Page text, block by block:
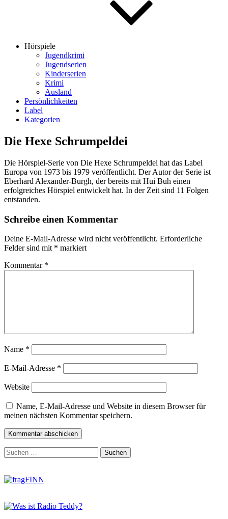
Hörspiele
Jugendkrimi
Jugendserien
Kinderserien
Krimi
Ausland
Persönlichkeiten
Label
Kategorien
Die Hexe Schrumpeldei
Die Hörspiel-Serie von Die Hexe Schrumpeldei hat das Label
Europa von 1973 bis 1979 veröffentlicht. Der Autor der Serie ist
Eberhard Alexander-Burgh, der bereits mit Hui Buh einen
erfolgreiches Hörspiel entwickelt hat. In der Zeit sind 11 Folgen
entstanden.
Schreibe einen Kommentar
Deine E-Mail-Adresse wird nicht veröffentlicht. Erforderliche
Felder sind mit * markiert
Kommentar *
Name *
E-Mail-Adresse *
Website
Name, E-Mail-Adresse und Website in diesem Browser für
meinen nächsten Kommentar speichern.
Zum
Footer
Suchen
nach: